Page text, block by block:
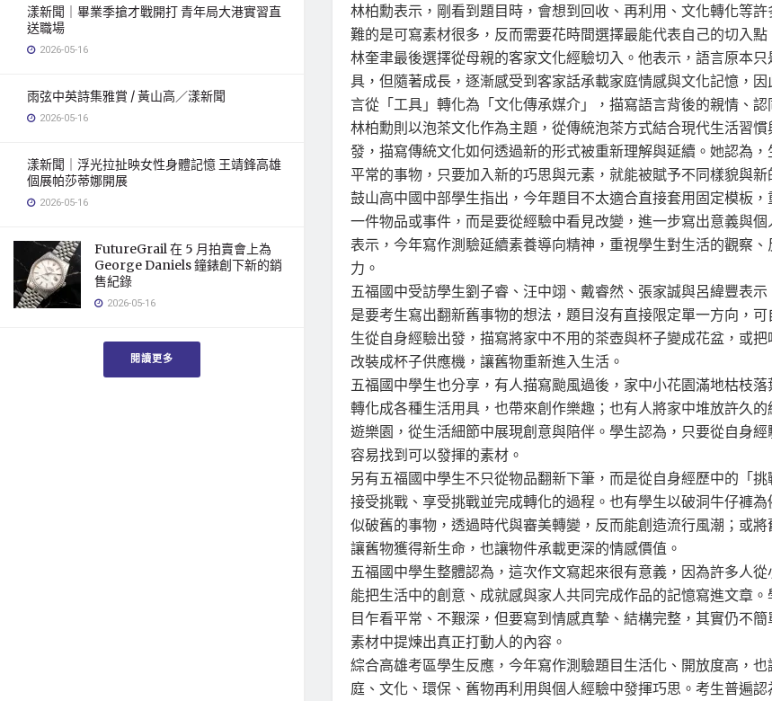
漾新聞｜畢業季搶才戰開打 青年局大港實習直
送職場
2026-05-16
雨弦中英詩集雅賞 / 黃山高／漾新聞
2026-05-16
漾新聞｜浮光拉扯映女性身體記憶 王靖鋒高雄
個展帕莎蒂娜開展
2026-05-16
FutureGrail 在 5 月拍賣會上為
George Daniels 鐘錶創下新的銷
售紀錄
2026-05-16
閱讀更多
林柏勳表示，剛看到題目時，會想到回收、再利用、文化轉化等
難的是可寫素材很多，反而需要花時間選擇最能代表自己的切入點
林奎聿最後選擇從母親的客家文化經驗切入。他表示，語言原本
具，但隨著成長，逐漸感受到客家話承載家庭情感與文化記憶，
言從「工具」轉化為「文化傳承媒介」，描寫語言背後的親情、認
林柏勳則以泡茶文化作為主題，從傳統泡茶方式結合現代生活習
發，描寫傳統文化如何透過新的形式被重新理解與延續。她認為
平常的事物，只要加入新的巧思與元素，就能被賦予不同樣貌與新
鼓山高中國中部學生指出，今年題目不太適合直接套用固定模板
一件物品或事件，而是要從經驗中看見改變，進一步寫出意義與
表示，今年寫作測驗延續素養導向精神，重視學生對生活的觀察
力。
五福國中受訪學生劉子睿、汪中翊、戴睿然、張家誠與呂緯豐表
是要考生寫出翻新舊事物的想法，題目沒有直接限定單一方向，
生從自身經驗出發，描寫將家中不用的茶壺與杯子變成花盆，或
改裝成杯子供應機，讓舊物重新進入生活。
五福國中學生也分享，有人描寫颱風過後，家中小花園滿地枯枝
轉化成各種生活用具，也帶來創作樂趣；也有人將家中堆放許久
遊樂園，從生活細節中展現創意與陪伴。學生認為，只要從自身
容易找到可以發揮的素材。
另有五福國中學生不只從物品翻新下筆，而是從自身經歷中的「
接受挑戰、享受挑戰並完成轉化的過程。也有學生以破洞牛仔褲
似破舊的事物，透過時代與審美轉變，反而能創造流行風潮；或將
讓舊物獲得新生命，也讓物件承載更深的情感價值。
五福國中學生整體認為，這次作文寫起來很有意義，因為許多人從
能把生活中的創意、成就感與家人共同完成作品的記憶寫進文章
目乍看平常、不艱深，但要寫到情感真摯、結構完整，其實仍不
素材中提煉出真正打動人的內容。
綜合高雄考區學生反應，今年寫作測驗題目生活化、開放度高，也
庭、文化、環保、舊物再利用與個人經驗中發揮巧思。考生普遍認